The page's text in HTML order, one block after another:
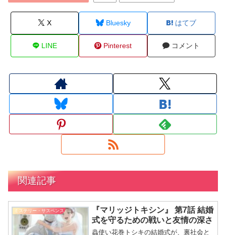
X Bluesky はてブ
LINE Pinterest コメント
関連記事
ミステリー・サスペンス
『マリッジトキシン』 第7話 結婚
式を守るための戦いと友情の深さ
蟲使い花巻トシキの結婚式が、裏社会と